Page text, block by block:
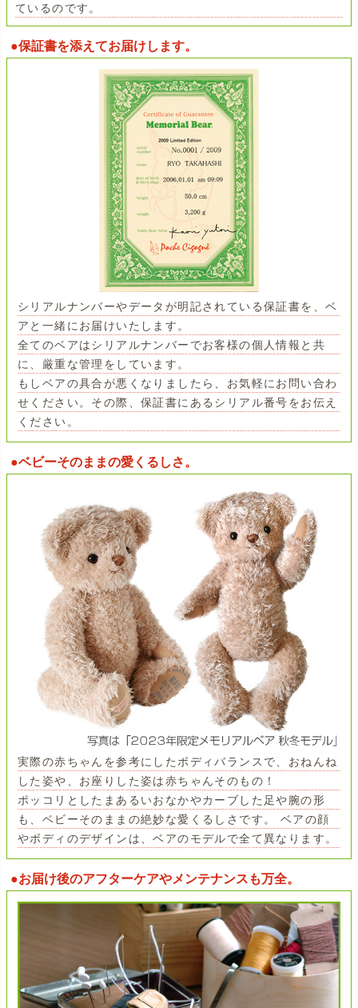
ているのです。
●保証書を添えてお届けします。
シリアルナンバーやデータが明記されている保証書を、ベ
アと一緒にお届けいたします。
全てのベアはシリアルナンバーでお客様の個人情報と共
に、厳重な管理をしています。
もしベアの具合が悪くなりましたら、お気軽にお問い合わ
せください。その際、保証書にあるシリアル番号をお伝え
ください。
●ベビーそのままの愛くるしさ。
実際の赤ちゃんを参考にしたボディバランスで、おねんね
した姿や、お座りした姿は赤ちゃんそのもの！
ポッコリとしたまあるいおなかやカーブした足や腕の形
も、ベビーそのままの絶妙な愛くるしさです。 ベアの顔
やボディのデザインは、ベアのモデルで全て異なります。
●お届け後のアフターケアやメンテナンスも万全。